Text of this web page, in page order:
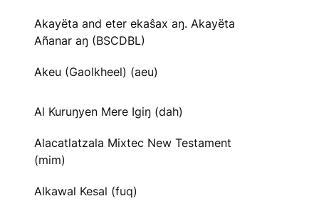
Akayëta and eter ekaŝax aŋ. Akayëta
Añanar aŋ (BSCDBL)
Akeu (Gaolkheel) (aeu)
Al Kuruŋyen Mere Igiŋ (dah)
Alacatlatzala Mixtec New Testament
(mim)
Alkawal Kesal (fuq)